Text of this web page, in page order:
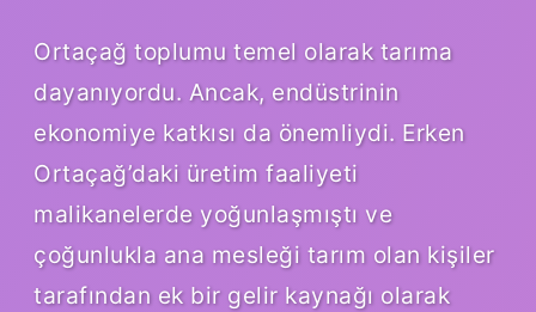
Ortaçağ toplumu temel olarak tarıma
dayanıyordu. Ancak, endüstrinin
ekonomiye katkısı da önemliydi. Erken
Ortaçağ’daki üretim faaliyeti
malikanelerde yoğunlaşmıştı ve
çoğunlukla ana mesleği tarım olan kişiler
tarafından ek bir gelir kaynağı olarak